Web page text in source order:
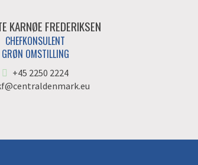
KARNØE FREDERIKSEN
CHEFKONSULENT
GRØN OMSTILLING
+45 2250 2224